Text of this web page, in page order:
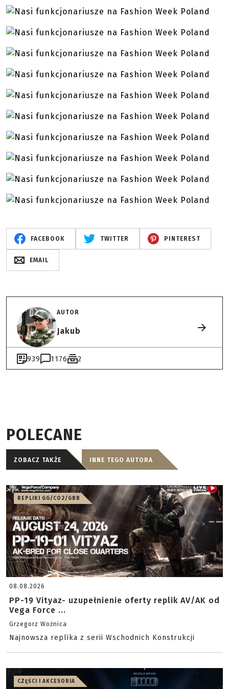
FACEBOOK TWITTER PINTEREST
EMAIL
AUTOR
Jakub
939 1176 2
POLECANE
ZOBACZ TAKŻE INNE TEGO AUTORA
REPLIKI GG/CO2/GBB
08.08.2026
PP-19 Vityaz- uzupełnienie oferty replik AV/AK od
Vega Force ...
Grzegorz Woźnica
Najnowsza replika z serii Wschodnich Konstrukcji
CZĘŚCI I AKCESORIA